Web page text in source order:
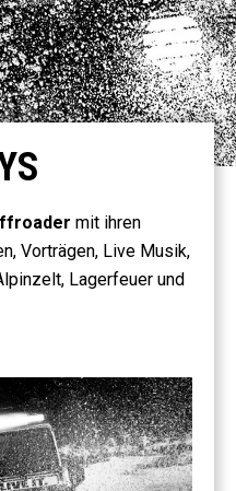
mit ihren
Vorträgen, Live Musik,
Lagerfeuer und